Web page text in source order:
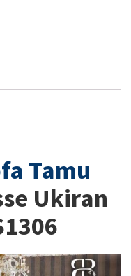
Tamu
Ukiran